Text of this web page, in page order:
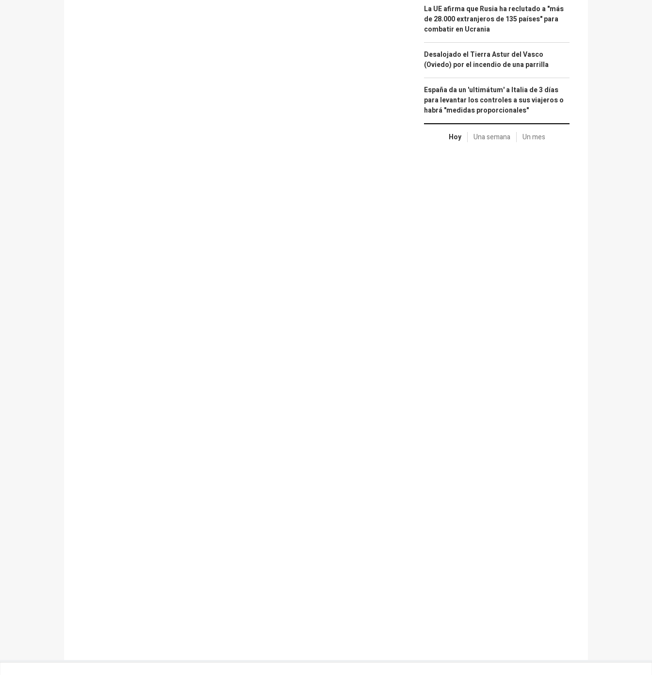
La UE afirma que Rusia ha reclutado a "más
de 28.000 extranjeros de 135 países" para
combatir en Ucrania
Desalojado el Tierra Astur del Vasco
(Oviedo) por el incendio de una parrilla
España da un 'ultimátum' a Italia de 3 días
para levantar los controles a sus viajeros o
habrá "medidas proporcionales"
Hoy Una semana Un mes